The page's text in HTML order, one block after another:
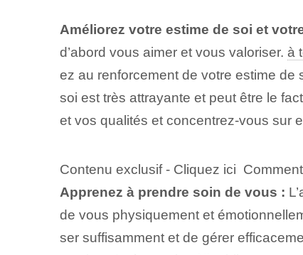
Améliorez votre estime de soi et
d’abord vous aimer et vous valoriser. à
ez au renforcement de votre estime de
soi est très attrayante et peut être le
et vos qualités et concentrez-vous sur
Contenu exclusif - Cliquez ici
Apprenez à prendre soin de vous :
de vous physiquement et
ser suffisamment et de gérer